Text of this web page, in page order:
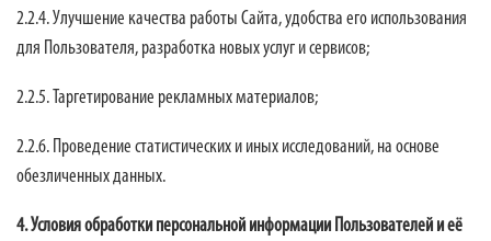
2.2.4. Улучшение качества работы Сайта, удобства его использования
для Пользователя, разработка новых услуг и сервисов;
2.2.5. Таргетирование рекламных материалов;
2.2.6. Проведение статистических и иных исследований, на основе
обезличенных данных.
4. Условия обработки персональной информации Пользователей и её